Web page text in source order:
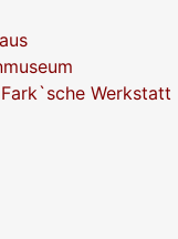
Werkstatt